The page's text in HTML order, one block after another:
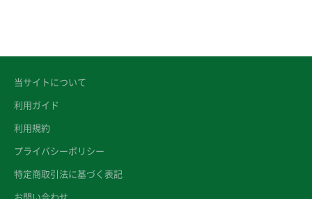
当サイトについて
利用ガイド
利用規約
プライバシーポリシー
特定商取引法に基づく表記